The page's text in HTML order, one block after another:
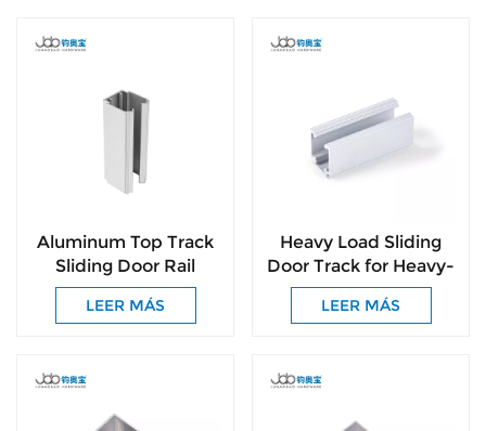
Aluminum Top Track
Sliding Door Rail
System Smooth &
Silent Glide
LEER MÁS
Heavy Load Sliding
Door Track for Heavy-
Duty Hanging Rollers
LEER MÁS